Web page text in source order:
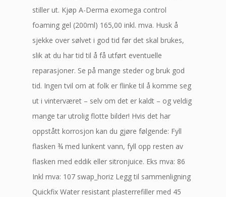
stiller ut. Kjøp A-Derma exomega control
foaming gel (200ml) 165,00 inkl. mva. Husk å
sjekke over sølvet i god tid før det skal brukes,
slik at du har tid til å få utført eventuelle
reparasjoner. Se på mange steder og bruk god
tid. Ingen tvil om at folk er flinke til å komme seg
ut i vinterværet – selv om det er kaldt – og veldig
mange tar utrolig flotte bilder! Hvis det har
oppstått korrosjon kan du gjøre følgende: Fyll
flasken ¾ med lunkent vann, fyll opp resten av
flasken med eddik eller sitronjuice. Eks mva: 86
Inkl mva: 107 swap_horiz Legg til sammenligning
Quickfix Water resistant plasterrefiller med 45